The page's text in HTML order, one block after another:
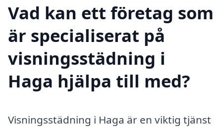
Vad kan ett företag som
är specialiserat på
visningsstädning i
Haga hjälpa till med?
Visningsstädning i Haga är en viktig tjänst